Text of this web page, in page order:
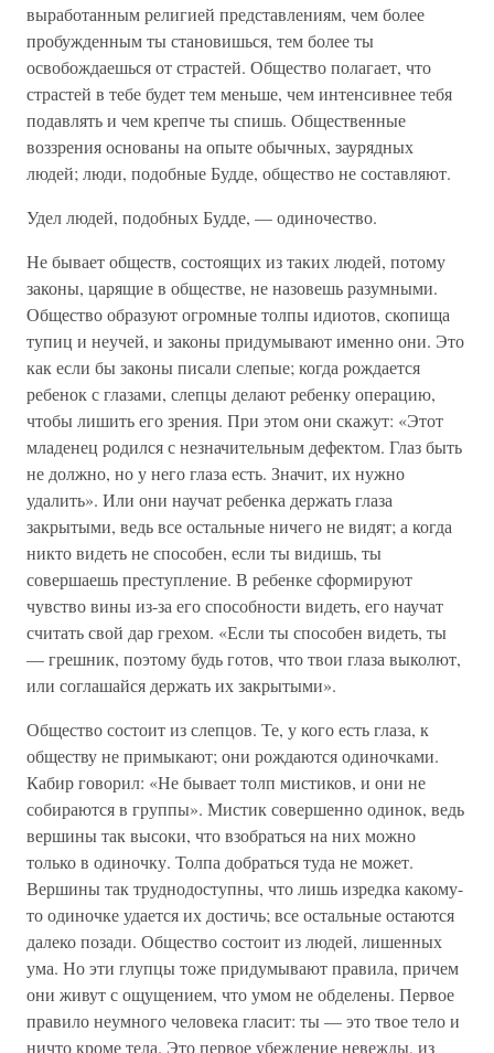
выработанным религией представлениям, чем более
пробужденным ты становишься, тем более ты
освобождаешься от страстей. Общество полагает, что
страстей в тебе будет тем меньше, чем интенсивнее тебя
подавлять и чем крепче ты спишь. Общественные
воззрения основаны на опыте обычных, заурядных
людей; люди, подобные Будде, общество не составляют.
Удел людей, подобных Будде, — одиночество.
Не бывает обществ, состоящих из таких людей, потому
законы, царящие в обществе, не назовешь разумными.
Общество образуют огромные толпы идиотов, скопища
тупиц и неучей, и законы придумывают именно они. Это
как если бы законы писали слепые; когда рождается
ребенок с глазами, слепцы делают ребенку операцию,
чтобы лишить его зрения. При этом они скажут: «Этот
младенец родился с незначительным дефектом. Глаз быть
не должно, но у него глаза есть. Значит, их нужно
удалить». Или они научат ребенка держать глаза
закрытыми, ведь все остальные ничего не видят; а когда
никто видеть не способен, если ты видишь, ты
совершаешь преступление. В ребенке сформируют
чувство вины из-за его способности видеть, его научат
считать свой дар грехом. «Если ты способен видеть, ты
— грешник, поэтому будь готов, что твои глаза выколют,
или соглашайся держать их закрытыми».
Общество состоит из слепцов. Те, у кого есть глаза, к
обществу не примыкают; они рождаются одиночками.
Кабир говорил: «Не бывает толп мистиков, и они не
собираются в группы». Мистик совершенно одинок, ведь
вершины так высоки, что взобраться на них можно
только в одиночку. Толпа добраться туда не может.
Вершины так труднодоступны, что лишь изредка какому-
то одиночке удается их достичь; все остальные остаются
далеко позади. Общество состоит из людей, лишенных
ума. Но эти глупцы тоже придумывают правила, причем
они живут с ощущением, что умом не обделены. Первое
правило неумного человека гласит: ты — это твое тело и
ничто кроме тела. Это первое убеждение невежды, из